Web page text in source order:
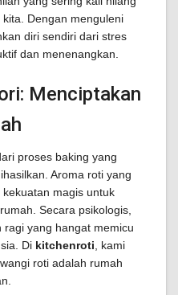
Dengan menguleni
diri sendiri dari stres
dan menenangkan.
Menciptakan
proses baking yang
Aroma roti yang
magis untuk
Secara psikologis,
yang hangat memicu
Di kitchenroti , kami
roti adalah rumah